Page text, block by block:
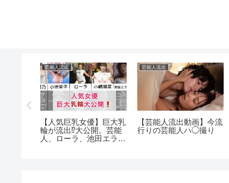
芸能人流出
【人気巨乳女優】巨大乳
輪が流出⁉️大公開。芸能
人、ローラ、池田エライ
芸能人流出
【芸能人流出動画】今流
行りの芸能人ハ◯撮り